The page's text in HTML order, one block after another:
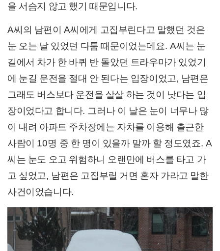
을 서슴지 않고 했기 때문입니다.
A씨의 남편이A씨에게 고집부린다고 말했던 것은
눈 오는 날 있었던 다툼 때문이었는데요. A씨는 눈
길에서 차가 한 바퀴 반 돌았던 트라우마가 있었기
에 눈길 운전을 절대 안 된다는 입장이었고, 남편은
그래도 버스보다 운전을 살살 하는 것이 낫다는 입
장이었다고 합니다. 그러나 이 날은 눈이 너무나 많
이 내려 아파트 주차장에는 자차를 이용해 출근한
사람이 10명 중 한 명이 있을까 말까 할 정도였죠. A
씨는 눈도 오고 위험하니 오랜만에 버스를 타고 가
고 싶었고, 남편은 고집부릴 거면 혼자 가라고 말한
사건이었습니다.